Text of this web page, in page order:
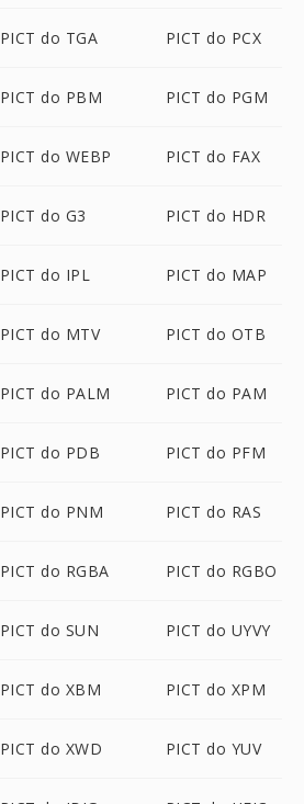
PICT do TGA PICT do PCX
PICT do PBM PICT do PGM
PICT do WEBP PICT do FAX
PICT do G3 PICT do HDR
PICT do IPL PICT do MAP
PICT do MTV PICT do OTB
PICT do PALM PICT do PAM
PICT do PDB PICT do PFM
PICT do PNM PICT do RAS
PICT do RGBA PICT do RGBO
PICT do SUN PICT do UYVY
PICT do XBM PICT do XPM
PICT do XWD PICT do YUV